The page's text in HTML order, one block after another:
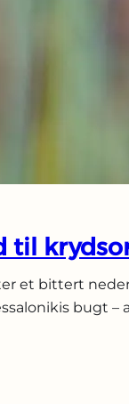
til
et bittert
bugt –